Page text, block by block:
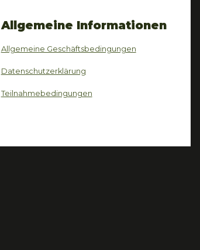
Allgemeine Informationen
Allgemeine Geschäftsbedingungen
Datenschutzerklärung
Teilnahmebedingungen